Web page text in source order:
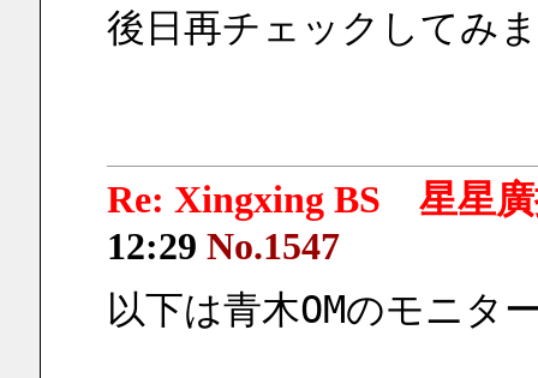
後日再チェックしてみ
Re: Xingxing BS 星星
12:29 No.1547
以下は青木OMのモニタ